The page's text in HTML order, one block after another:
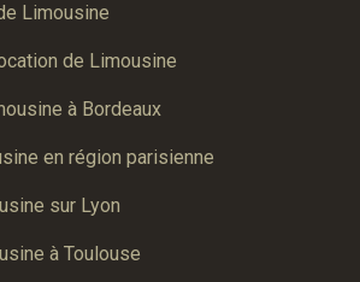
Limousine
de Limousine
à Bordeaux
en région parisienne
sur Lyon
à Toulouse